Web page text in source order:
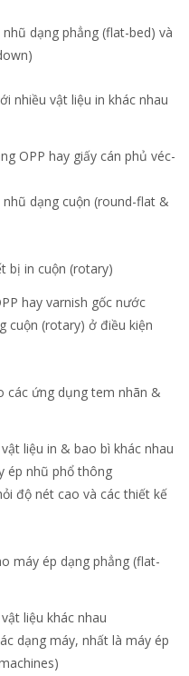
dạng phẳng (flat-bed) và
nhiều vật liệu in khác nhau
OPP hay giấy cán phủ véc-
dạng cuộn (round-flat &
bị in cuộn (rotary)
hay varnish gốc nước
cuộn (rotary) ở điều kiện
các ứng dụng tem nhãn &
liệu in & bao bì khác nhau
ép nhũ phổ thông
độ nét cao và các thiết kế
máy ép dạng phẳng (flat-
liệu khác nhau
dạng máy, nhất là máy ép